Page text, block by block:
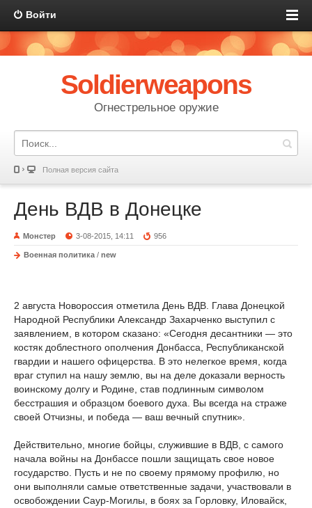
Войти
Soldierweapons
Огнестрельное оружие
Полная версия сайта
День ВДВ в Донецке
Монстер 3-08-2015, 14:11 956
Военная политика / new
2 августа Новороссия отметила День ВДВ. Глава Донецкой
Народной Республики Александр Захарченко выступил с
заявлением, в котором сказано: «Сегодня десантники — это
костяк доблестного ополчения Донбасса, Республиканской
гвардии и нашего офицерства. В это нелегкое время, когда
враг ступил на нашу землю, вы на деле доказали верность
воинскому долгу и Родине, став подлинным символом
бесстрашия и образцом боевого духа. Вы всегда на страже
своей Отчизны, и победа — ваш вечный спутник».
Действительно, многие бойцы, служившие в ВДВ, с самого
начала войны на Донбассе пошли защищать свое новое
государство. Пусть и не по своему прямому профилю, но
они выполняли самые ответственные задачи, участвовали в
освобождении Саур-Могилы, в боях за Горловку, Иловайск,